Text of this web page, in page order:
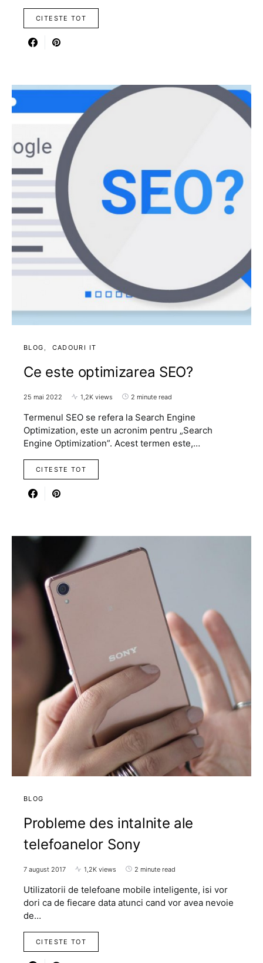
CITESTE TOT
BLOG CADOURI IT
Ce este optimizarea SEO?
25 mai 2022 1,2K views 2 minute read
Termenul SEO se refera la Search Engine
Optimization, este un acronim pentru „Search
Engine Optimization”. Acest termen este,…
CITESTE TOT
BLOG
Probleme des intalnite ale
telefoanelor Sony
7 august 2017 1,2K views 2 minute read
Utilizatorii de telefoane mobile inteligente, isi vor
dori ca de fiecare data atunci cand vor avea nevoie
de…
CITESTE TOT